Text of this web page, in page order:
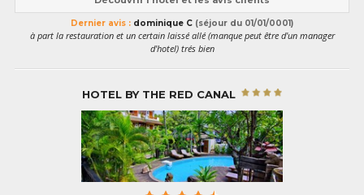
Dernier avis : dominique C (séjour du 01/01/0001)
à part la restauration et un certain laissé allé (manque peut être d'un manager
d'hotel) trés bien
HOTEL BY THE RED CANAL